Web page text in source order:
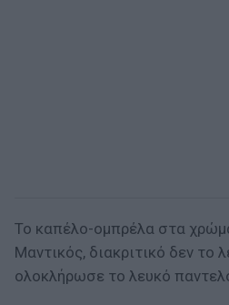
Το καπέλο-ομπρέλα στα
Μαντικός, διακριτικό δεν το
ολοκλήρωσε το λευκό